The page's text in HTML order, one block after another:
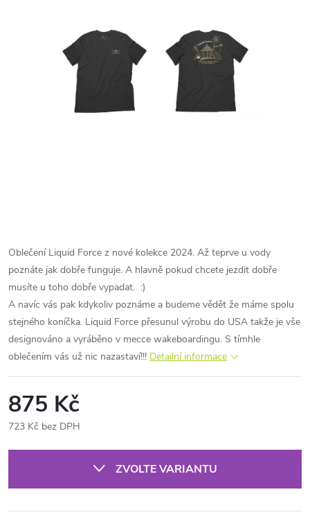
Oblečení Liquid Force z nové kolekce 2024. Až teprve u vody
poznáte jak dobře funguje. A hlavně pokud chcete jezdit dobře
musíte u toho dobře vypadat. :)
A navíc vás pak kdykoliv poznáme a budeme vědět že máme spolu
stejného koníčka. Liquid Force přesunul výrobu do USA takže je vše
designováno a vyráběno v mecce wakeboardingu. S tímhle
oblečením vás už nic nazastaví!!! Detailní informace
875 Kč
723 Kč bez DPH
ZVOLTE VARIANTU